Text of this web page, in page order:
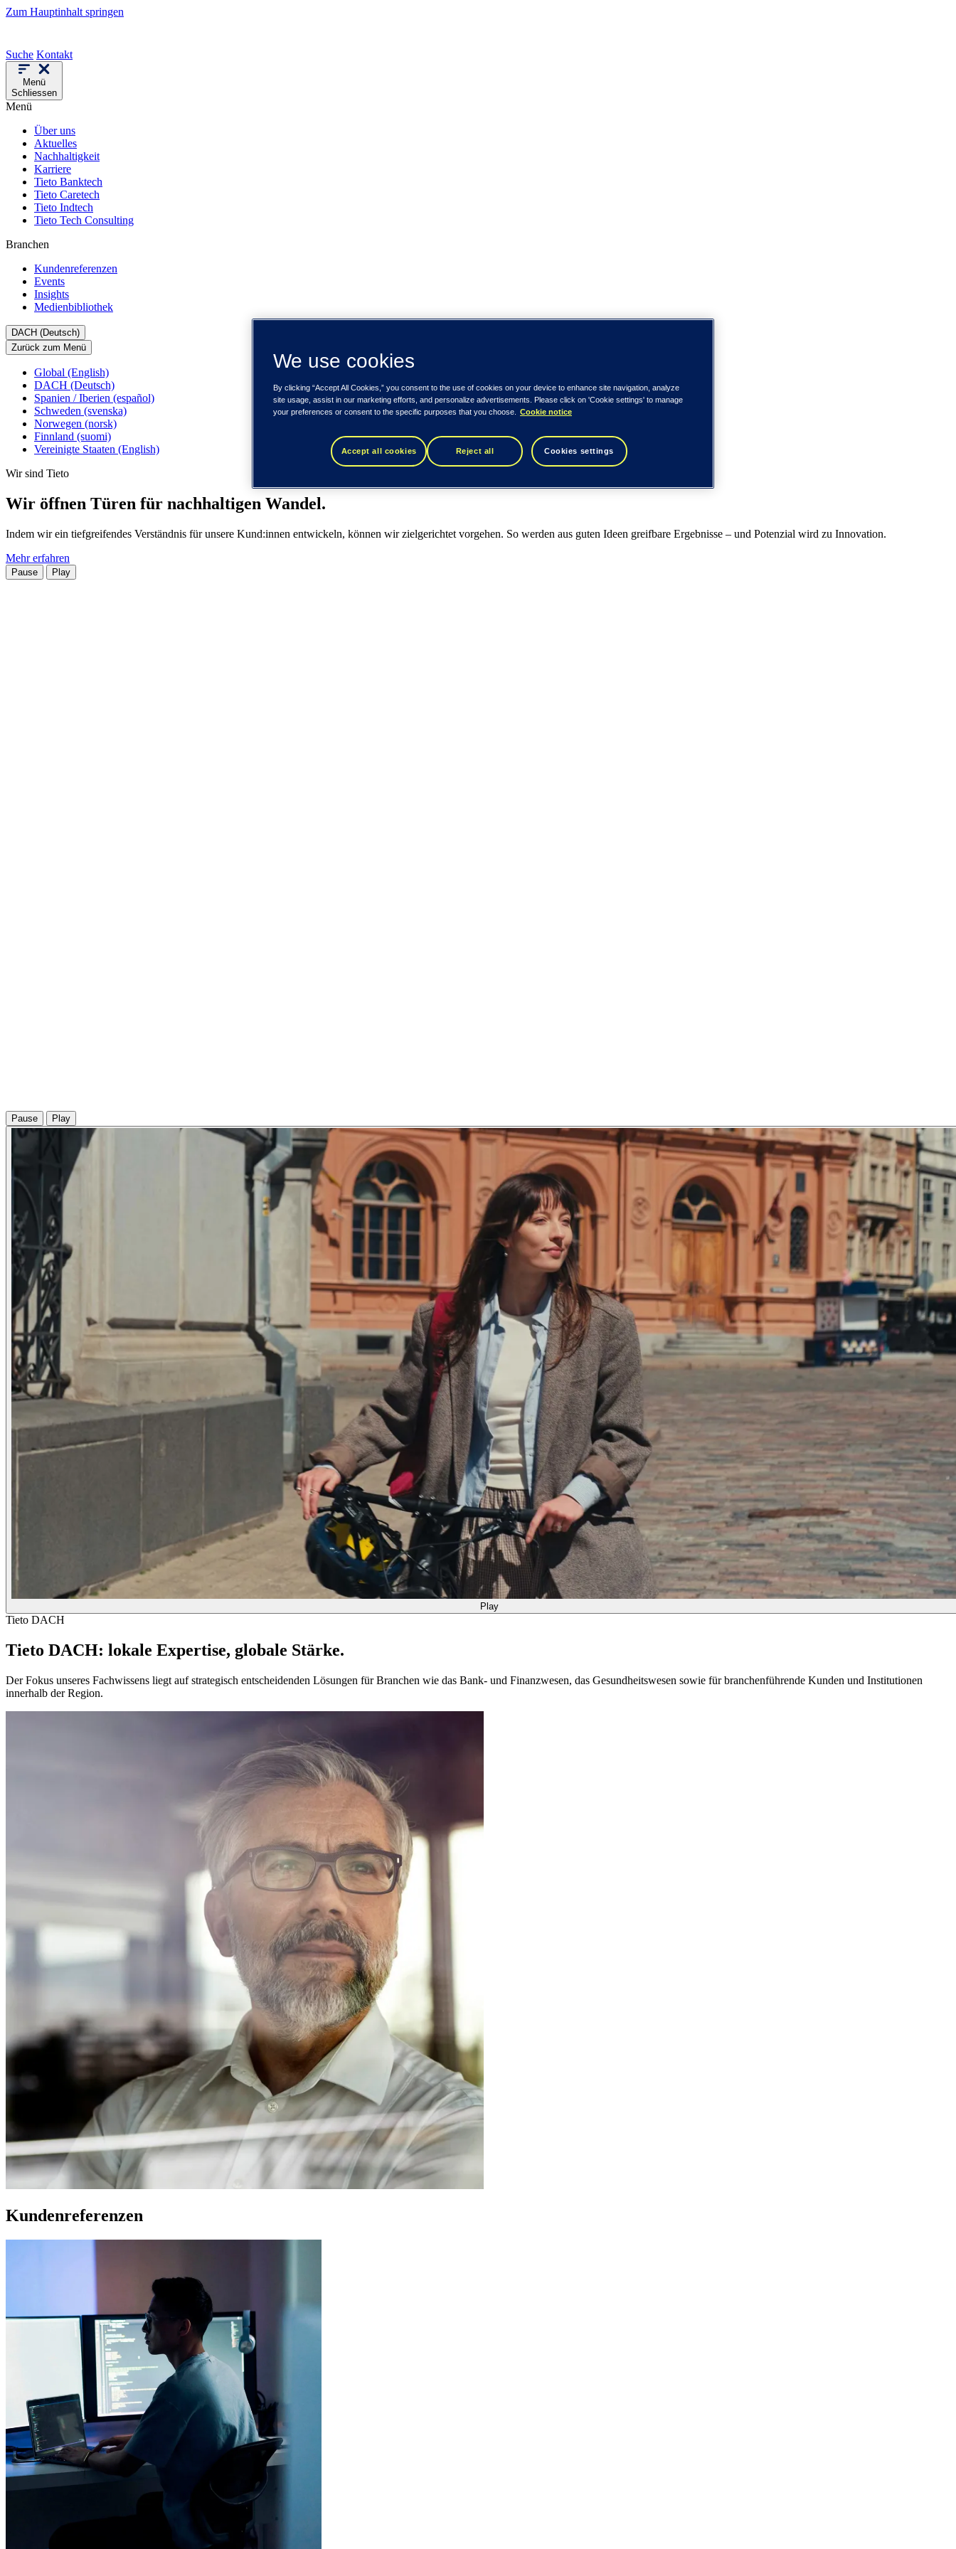
Zum Hauptinhalt springen
Suche Kontakt
Menü
Schliessen
Menü
Über uns
Aktuelles
Nachhaltigkeit
Karriere
Tieto Banktech
Tieto Caretech
Tieto Indtech
Tieto Tech Consulting
Branchen
Kundenreferenzen
Events
Insights
Medienbibliothek
DACH (Deutsch)
Zurück zum Menü
Global (English)
DACH (Deutsch)
Spanien / Iberien (español)
Schweden (svenska)
Norwegen (norsk)
Finnland (suomi)
Vereinigte Staaten (English)
Wir sind Tieto
Wir öffnen Türen für nachhaltigen Wandel.
Indem wir ein tiefgreifendes Verständnis für unsere Kund:innen entwickeln, können wir zielgerichtet vorgehen. So werden aus guten Ideen greifbare Ergebnisse – und Potenzial wird zu Innovation.
Mehr erfahren
Pause Play
Pause Play
Play
Tieto DACH
Tieto DACH: lokale Expertise, globale Stärke.
Der Fokus unseres Fachwissens liegt auf strategisch entscheidenden Lösungen für Branchen wie das Bank- und Finanzwesen, das Gesundheitswesen sowie für branchenführende Kunden und Institutionen
innerhalb der Region.
Kundenreferenzen
We use cookies
By clicking “Accept All Cookies,” you consent to the use of cookies on your device to enhance site navigation, analyze
site usage, assist in our marketing efforts, and personalize advertisements. Please click on 'Cookie settings' to manage
your preferences or consent to the specific purposes that you choose.
Cookie notice
Accept all cookies Reject all Cookies settings